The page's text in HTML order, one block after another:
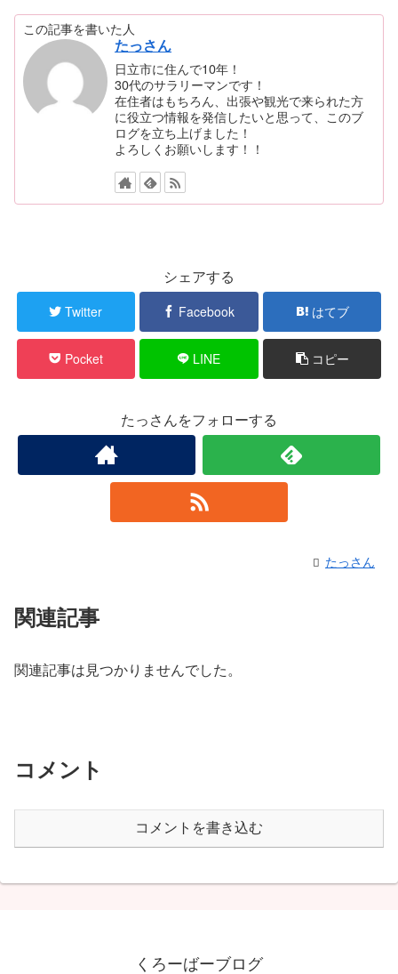
この記事を書いた人
たっさん
日立市に住んで10年！
30代のサラリーマンです！
在住者はもちろん、出張や観光で来られた方
に役立つ情報を発信したいと思って、このブ
ログを立ち上げました！
よろしくお願いします！！
シェアする
Twitter Facebook はてブ
Pocket LINE コピー
たっさんをフォローする
たっさん
関連記事
関連記事は見つかりませんでした。
コメント
コメントを書き込む
くろーばーブログ